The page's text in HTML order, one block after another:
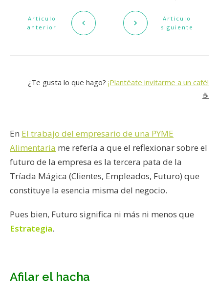
Artículo
anterior
Artículo
siguiente
¿Te gusta lo que hago? ¡Plantéate invitarme a un café!
☕️
En El trabajo del empresario de una PYME
Alimentaria me refería a que el reflexionar sobre el
futuro de la empresa es la tercera pata de la
Tríada Mágica (Clientes, Empleados, Futuro) que
constituye la esencia misma del negocio.
Pues bien, Futuro significa ni más ni menos que
Estrategia.
Afilar el hacha